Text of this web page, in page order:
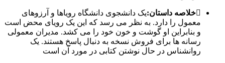
خلاصه داستان:یک دانشجوی دانشگاه رویاها و آرزوهای
معمول را دارد. به نظر می رسد که این یک رویای محض است
و بنابراین او گوشت و خون خود را می کشد. مدیران معمولی
رسانه ها برای فروش نسخه به دنبال پاسخ هستند. یک
روانشناس در حال نوشتن کتابی در مورد آن است